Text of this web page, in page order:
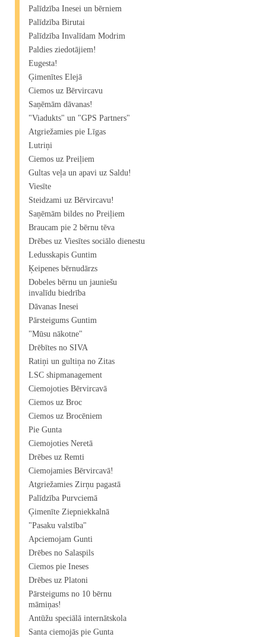
Palīdzība Inesei un bērniem
Palīdzība Birutai
Palīdzība Invalīdam Modrim
Paldies ziedotājiem!
Eugesta!
Ģimenītes Elejā
Ciemos uz Bērvircavu
Saņēmām dāvanas!
"Viadukts" un "GPS Partners"
Atgriežamies pie Līgas
Lutriņi
Ciemos uz Preiļiem
Gultas veļa un apavi uz Saldu!
Viesīte
Steidzami uz Bērvircavu!
Saņēmām bildes no Preiļiem
Braucam pie 2 bērnu tēva
Drēbes uz Viesītes sociālo dienestu
Ledusskapis Guntim
Ķeipenes bērnudārzs
Dobeles bērnu un jauniešu
invalīdu biedrība
Dāvanas Inesei
Pārsteigums Guntim
"Mūsu nākotne"
Drēbītes no SIVA
Ratiņi un gultiņa no Zitas
LSC shipmanagement
Ciemojoties Bērvircavā
Ciemos uz Broc
Ciemos uz Brocēniem
Pie Gunta
Ciemojoties Neretā
Drēbes uz Remti
Ciemojamies Bērvircavā!
Atgriežamies Zirņu pagastā
Palīdzība Purvciemā
Ģimenīte Ziepniekkalnā
"Pasaku valstība"
Apciemojam Gunti
Drēbes no Salaspils
Ciemos pie Ineses
Drēbes uz Platoni
Pārsteigums no 10 bērnu
māmiņas!
Antūžu speciālā internātskola
Santa ciemojās pie Gunta